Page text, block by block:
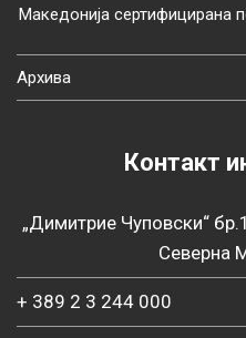
Македонија
Архива
Контакт
„Димитрие Чуповски“
Северна
+ 389 2 3 244 000